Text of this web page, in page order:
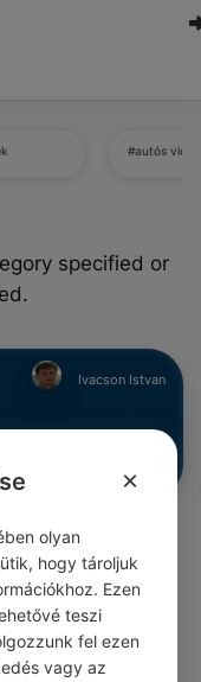
#autós
specified or
Ivacson Istvan
×
olyan
hogy tároljuk
Ezen
teszi
fel ezen
vagy az